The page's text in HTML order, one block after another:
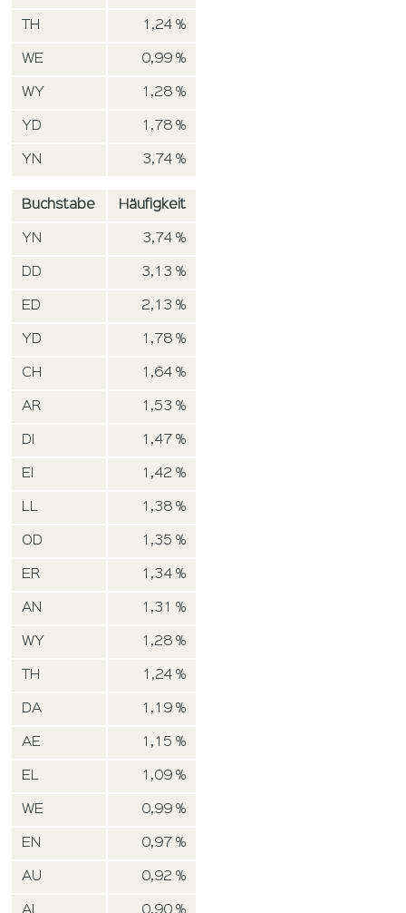
TH 1,24 %
WE 0,99 %
WY 1,28 %
YD 1,78 %
YN 3,74 %
Buchstabe Häufigkeit
YN 3,74 %
DD 3,13 %
ED 2,13 %
YD 1,78 %
CH 1,64 %
AR 1,53 %
DI 1,47 %
EI 1,42 %
LL 1,38 %
OD 1,35 %
ER 1,34 %
AN 1,31 %
WY 1,28 %
TH 1,24 %
DA 1,19 %
AE 1,15 %
EL 1,09 %
WE 0,99 %
EN 0,97 %
AU 0,92 %
AI 0,90 %